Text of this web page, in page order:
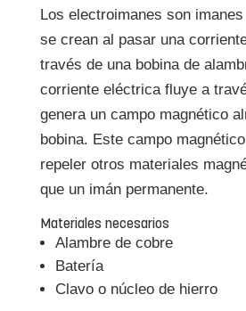
Los electroimanes son
se crean al pasar una
través de una bobina de
corriente eléctrica fluye a
genera un campo magnético
bobina. Este campo
repeler otros materiales
que un imán permanente.
Materiales necesarios
Alambre de cobre
Batería
Clavo o núcleo de hierro